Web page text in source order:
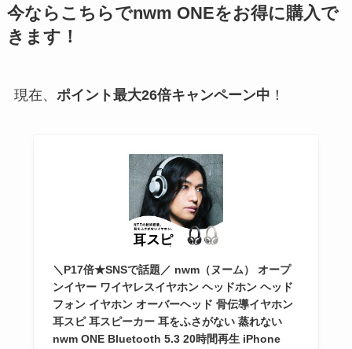
今ならこちらでnwm ONEをお得に購入で
きます！
現在、 ポイント最大26倍キャンペーン中 ！
＼P17倍★SNSで話題／ nwm（ヌーム） オープ
ンイヤー ワイヤレスイヤホン ヘッドホン ヘッド
フォン イヤホン オーバーヘッド 骨伝導イヤホン
耳スピ 耳スピーカー 耳をふさがない 蒸れない
nwm ONE Bluetooth 5.3 20時間再生 iPhone